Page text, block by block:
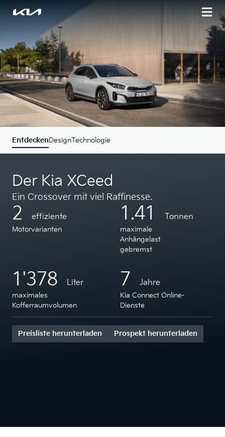
EntdeckenDesignTechnologie
Der Kia XCeed
Ein Crossover mit viel Raffinesse.
2 effiziente
Motorvarianten
1.41 Tonnen
maximale
Anhängelast
gebremst
1'378 Liter
maximales
Kofferraumvolumen
7 Jahre
Kia Connect Online-
Dienste
Preisliste herunterladen Prospekt herunterladen